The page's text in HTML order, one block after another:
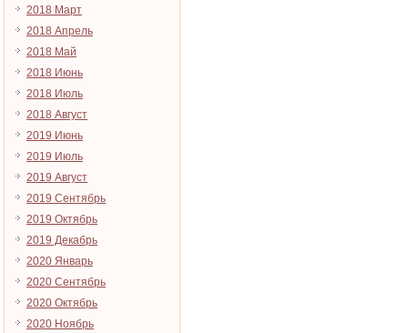
2018 Март
2018 Апрель
2018 Май
2018 Июнь
2018 Июль
2018 Август
2019 Июнь
2019 Июль
2019 Август
2019 Сентябрь
2019 Октябрь
2019 Декабрь
2020 Январь
2020 Сентябрь
2020 Октябрь
2020 Ноябрь